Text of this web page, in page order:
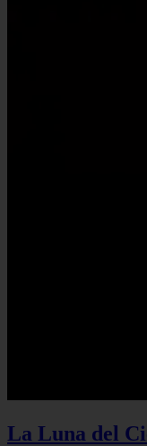
La Luna del